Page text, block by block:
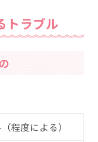
トラブル
程度による）